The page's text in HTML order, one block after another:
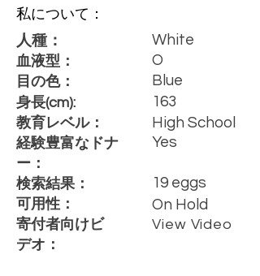
私について：
人種：
血液型：
目の色：
身長(cm):
教育レベル：
経験豊富なドナ
ー：
検索結果：
可用性：
寄付者向けビ
デオ：
White
O
Blue
163
High School
Yes
19 eggs
On Hold
View Video